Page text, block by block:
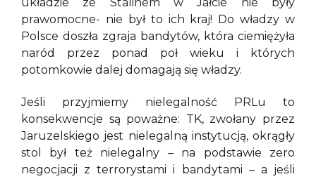
prawomocne- nie był to ich kraj! Do władzy w
Polsce doszła zgraja bandytów, która ciemiężyła
naród przez ponad poł wieku i których
potomkowie dalej domagają się władzy.
Jeśli przyjmiemy nielegalność PRLu to
konsekwencje są poważne: TK, zwołany przez
Jaruzelskiego jest nielegalną instytucją, okrągły
stol był też nielegalny – na podstawie zero
negocjacji z terrorystami i bandytami – a jeśli